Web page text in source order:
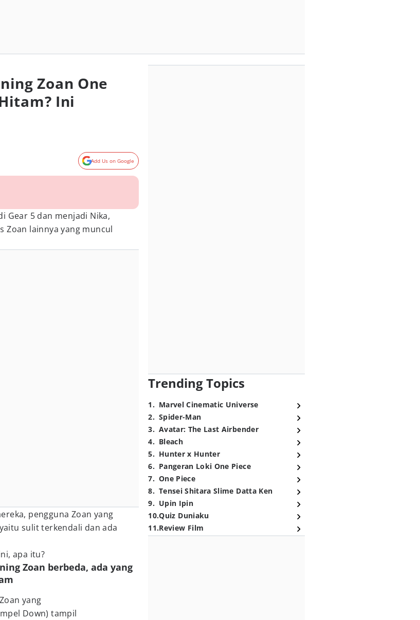
Zoan One
Ini
Add Us on Google
Gear 5 dan menjadi Nika,
Zoan lainnya yang muncul
pengguna Zoan yang
sulit terkendali dan ada
apa itu?
Zoan berbeda, ada yang
yang
Down) tampil
Trending Topics
1. Marvel Cinematic Universe
2. Spider-Man
3. Avatar: The Last Airbender
4. Bleach
5. Hunter x Hunter
6. Pangeran Loki One Piece
7. One Piece
8. Tensei Shitara Slime Datta Ken
9. Upin Ipin
10.Quiz Duniaku
11.Review Film